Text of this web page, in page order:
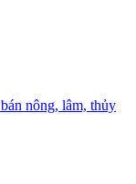
nông, lâm, thủy